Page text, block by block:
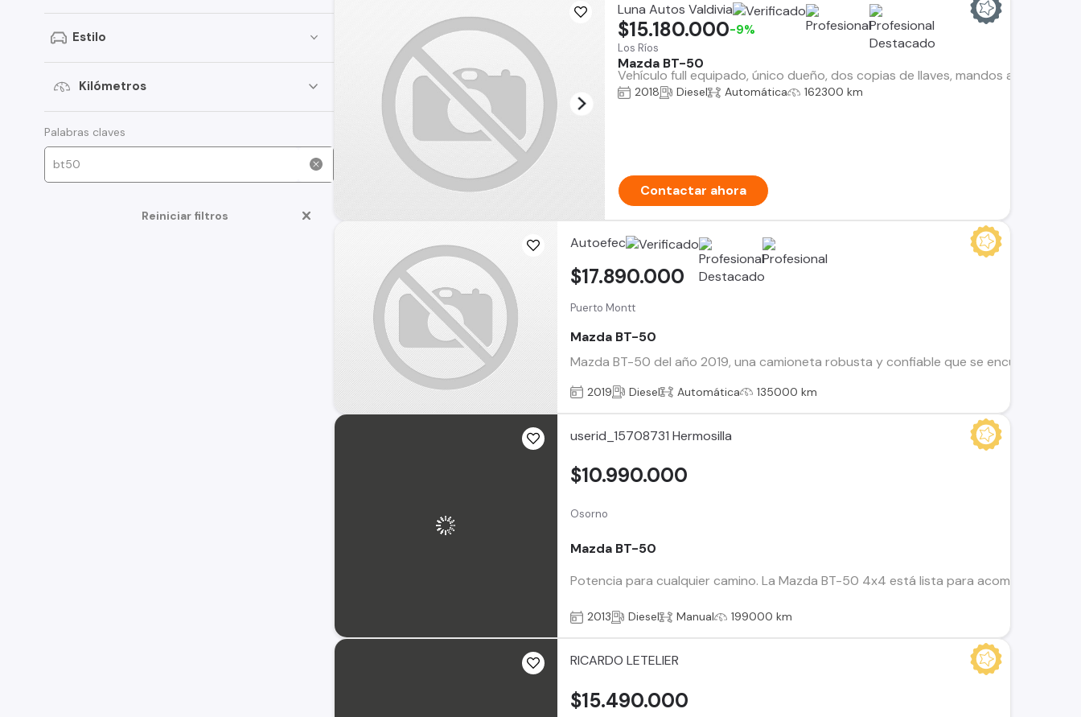
Estilo
Kilómetros
Palabras claves
Reiniciar filtros
Luna Autos Valdivia
Los Ríos
Mazda BT-50
Vehículo full equipado, único dueño, dos copias de llaves, mandos al
$15.180.000-9%
2018 Diesel Automática 162300 km
Contactar ahora
Autoefec
Puerto Montt
Mazda BT-50
Mazda BT-50 del año 2019, una camioneta robusta y confiable que se encuentra
$17.890.000
2019 Diesel Automática 135000 km
userid_15708731 Hermosilla
Osorno
Mazda BT-50
Potencia para cualquier camino. La Mazda BT-50 4x4 está lista para acompañarte
$10.990.000
2013 Diesel Manual 199000 km
RICARDO LETELIER
$15.490.000